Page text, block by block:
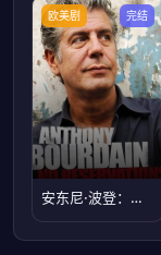
欧美剧 完结
安东尼·波登：未知之旅第十季